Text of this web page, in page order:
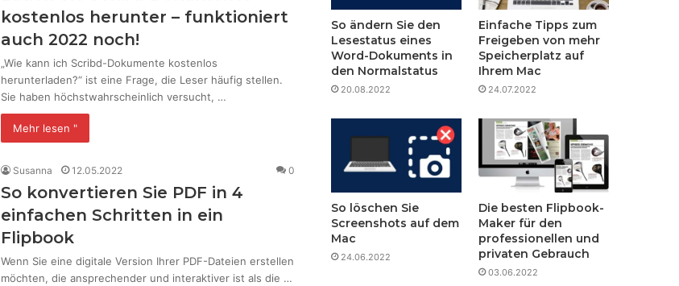
kostenlos herunter – funktioniert
auch 2022 noch!
„Wie kann ich Scribd-Dokumente kostenlos
herunterladen?“ ist eine Frage, die Leser häufig stellen.
Sie haben höchstwahrscheinlich versucht, …
Mehr lesen "
Susanna 12.05.2022 0
So konvertieren Sie PDF in 4
einfachen Schritten in ein
Flipbook
Wenn Sie eine digitale Version Ihrer PDF-Dateien erstellen
möchten, die ansprechender und interaktiver ist als die …
So ändern Sie den
Lesestatus eines
Word-Dokuments in
den Normalstatus
20.08.2022
Einfache Tipps zum
Freigeben von mehr
Speicherplatz auf
Ihrem Mac
24.07.2022
So löschen Sie
Screenshots auf dem
Mac
24.06.2022
Die besten Flipbook-
Maker für den
professionellen und
privaten Gebrauch
03.06.2022